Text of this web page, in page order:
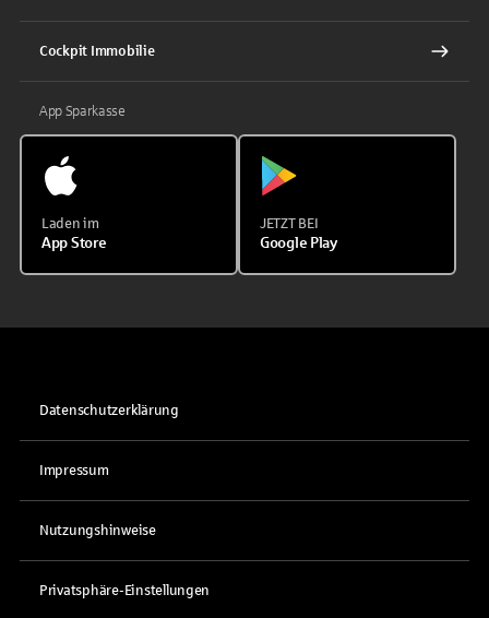
Cockpit Immobilie
App Sparkasse
Laden im
App Store
JETZT BEI
Google Play
Datenschutzerklärung
Impressum
Nutzungshinweise
Privatsphäre-Einstellungen